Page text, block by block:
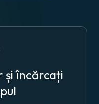
și încărcați